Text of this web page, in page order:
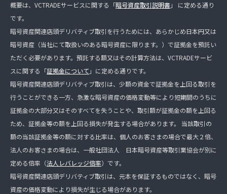
概要は、VCTRADEサービスに関する「暗号資産取引説明書」 に定める通り
です。
暗号資産関連店頭デリバティブ取引を行うためには、あらかじめ日本円又は
暗号資産（当社にて取扱いのある暗号資産に限ります。）で証拠金を預託い
ただく必要があります。預託する額又はその計算方法は、VCTRADEサービ
スに関する「証拠金について 」に定める通りです。
暗号資産関連店頭デリバティブ取引は、少額の資金で証拠金を上回る取引を
行うことができる一方、急激な暗号資産の価格変動等により短期間のうちに
証拠金の大部分又はそのすべてを失うことや、取引額が証拠金の額を上回る
ため、証拠金等の額を上回る損失が発生する場合があります。 当該取引の
額の当該証拠金等の額に対する比率は、個人のお客さまの場合で最大２倍、
法人のお客さまの場合は、一般社団法人 日本暗号資産等取引業協会が別に
定める倍率（法人レバレッジ倍率）です。
暗号資産関連店頭デリバティブ取引は、元本を保証するものではなく、暗号
資産の価格変動により損失が生じる場合があります。